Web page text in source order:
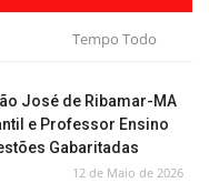
Tempo Todo
José de Ribamar-MA
e Professor Ensino
Gabaritadas
12 de Maio de 2026